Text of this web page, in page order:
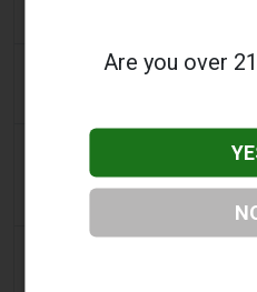
拉梅洛·鲍尔的公寓因‘电子
Are you over